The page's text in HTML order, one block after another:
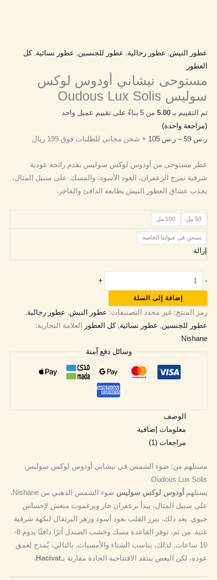
عطور النيش, عطور رجالية, عطور للجنسين, عطور نسائية,كل
العطور
مستوحى نيشاني أودوس لوكس
سوليس Oudous Lux Solis
تم التقييم بـ 5.00 من 5 بناءً على تقييم عميل واحد
(مراجعة واحدة)
ر.س
– ر.س + شحن مجاني للطلبات فوق 199 ريال
عطر مستوحى من أودوس لوكس سوليس يقدم رائحة عودية
شرقية تمزج الزعفران، العود الأسود، والمسك. على سبيل المثال،
يجذب عشاق العطور النيش بطابعه الدافئ والفاخر.
50 مل 100 مل
تشحن في عبواتنا الخاصة
إزالة
-
+
إضافة إلى السلة
رمز المنتج: غير محدد التصنيفات: عطور النيش, عطور رجالية,
عطور للجنسين, عطور نسائية,كل العطور
العلامة التجارية:
Nishane
وسائل دفع آمنة
الوصف
معلومات إضافية
مراجعات (1)
مستلهم من: ضوء الشمس في نيشاني أودوس لوكس سوليس
Oudous Lux Solis
يستلهم أودوس لوكس سوليس
ضوء الشمس الذهبي من Nishane.
على سبيل المثال، يبدأ بزعفران حار وبرغموت منعش لإحساس
حيوي. بعد ذلك، يبرز القلب بعود أسود وزهر البرتقال لنكهة شرقية
غنية. من ثم، توفر القاعدة مسك وخشب الصندل أثرًا دافئًا يدوم 8-
10 ساعات. لذلك، يناسب الشتاء والأمسيات. بالتالي، يُمدح لعمق
عوده، لكن البعض ينتقد الافتتاحية الحادة مقارنة بـHacivat
.